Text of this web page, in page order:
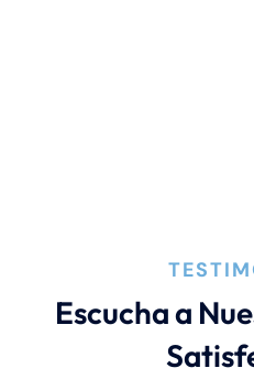
Negligencia médica
Escucha a